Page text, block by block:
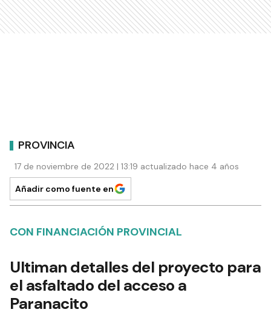
PROVINCIA
17 de noviembre de 2022 | 13:19 actualizado hace 4 años
Añadir como fuente en
CON FINANCIACIÓN PROVINCIAL
Ultiman detalles del proyecto para
el asfaltado del acceso a
Paranacito